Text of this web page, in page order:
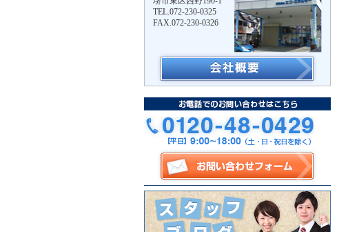
TEL.072-230-0325
FAX.072-230-0326